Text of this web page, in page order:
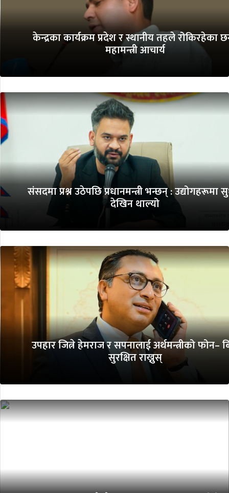
केन्द्रका कार्यक्रम प्रदेश र स्थानीय तहले रोकिरहेका
महामन्त्री आचार्य
संसदमा प्रश्न उठेपछि प्रधानमन्त्री भन्छन् : उद्योगहरूमा
देखिन थाल्यो
उपहार जित्ने हेमराज र सपनालाई अर्थमन्त्रीको फोन–
सुरक्षित राख्नुस्